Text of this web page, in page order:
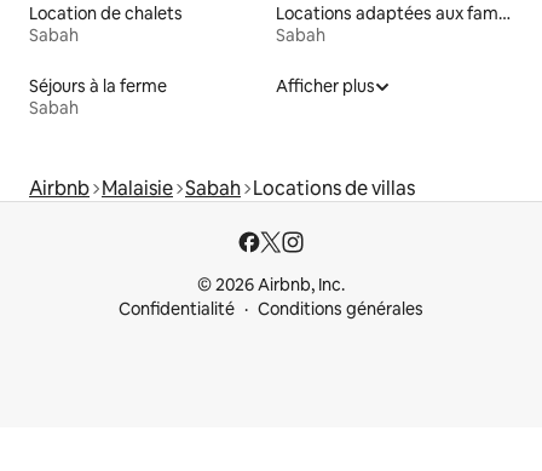
Location de chalets
Sabah
Locations adaptées aux familles
Sabah
Séjours à la ferme
Sabah
Afficher plus
Airbnb Malaisie Sabah Locations de villas
© 2026 Airbnb, Inc.
Confidentialité
Conditions générales